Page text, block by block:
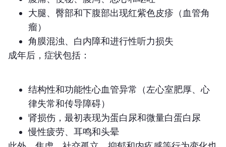
大腿、臀部和下腹部出现红紫色皮疹（血管角
瘤）
角膜混浊、白内障和进行性听力损失
成年后，症状包括：
结构性和功能性心血管异常（左心室肥厚、心
律失常和传导障碍）
肾损伤，最初表现为蛋白尿和微量白蛋白尿
慢性疲劳、耳鸣和头晕